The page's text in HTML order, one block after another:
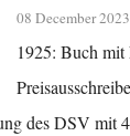
08 December 2023
1925: Buch mit
des DSV mit